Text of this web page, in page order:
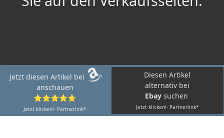
Jetzt diesen Artikel bei
anschauen
⭐⭐⭐⭐⭐
Jetzt klicken!- Partnerlink*
Diesen Artikel
alternativ bei
Ebay suchen
Jetzt klicken!- Partnerlink*